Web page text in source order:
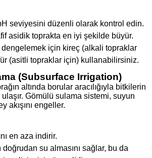
pH seviyesini düzenli olarak kontrol edin.
asidik toprakta en iyi şekilde büyür.
için kireç (alkali topraklar
(asitli topraklar için) kullanabilirsiniz.
(Subsurface Irrigation)
altında borular aracılığıyla bitkilerin
Gömülü sulama sistemi, suyun
akışını engeller.
en aza indirir.
doğrudan su almasını sağlar, bu da